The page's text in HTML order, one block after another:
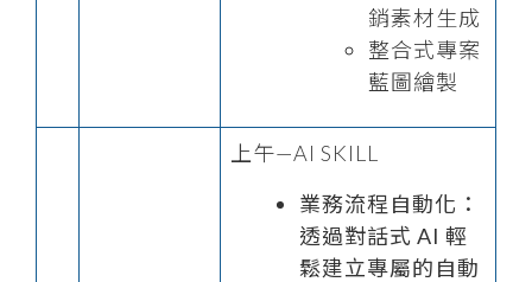
銷素材生成
整合式專案
藍圖繪製
上午—AI SKILL
業務流程自動化：
透過對話式 AI 輕
鬆建立專屬的自動